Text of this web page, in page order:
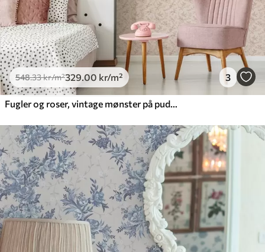
548.33kr/m²329.00 kr/m² 3
Fugler og roser, vintage mønster på pudderrosa